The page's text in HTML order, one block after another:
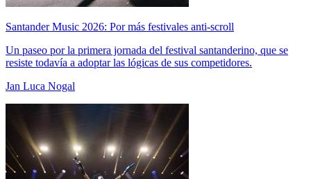
Santander Music 2026: Por más festivales anti-scroll
Un paseo por la primera jornada del festival santanderino, que se
resiste todavía a adoptar las lógicas de sus competidores.
Jan Luca Nogal